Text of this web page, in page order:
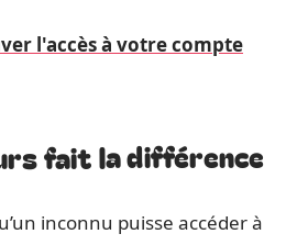
l'accès à votre compte
fait la différence
inconnu puisse accéder à